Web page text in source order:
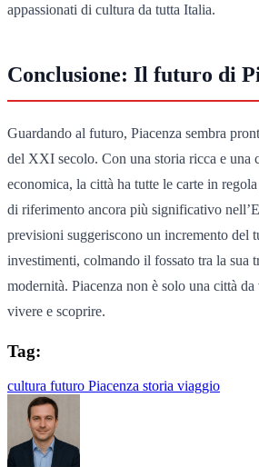
appassionati di cultura da tutta Italia.
Conclusione: Il futuro di
Guardando al futuro, Piacenza sembra
del XXI secolo. Con una storia ricca e una
economica, la città ha tutte le carte in
di riferimento ancora più significativo
previsioni suggeriscono un incremento del
investimenti, colmando il fossato tra la sua
modernità. Piacenza non è solo una città
vivere e scoprire.
Tag:
cultura futuro Piacenza storia viaggio